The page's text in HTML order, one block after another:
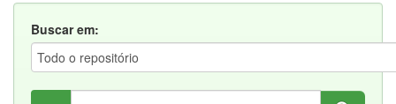
Buscar em: